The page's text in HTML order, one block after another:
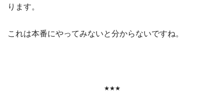
ります。
これは本番にやってみないと分からないですね。
★★★